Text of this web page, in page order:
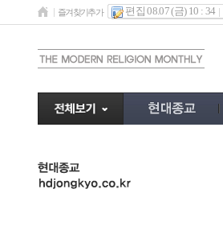
즐겨찾기추가 편집 08.07 (금) 10 : 34